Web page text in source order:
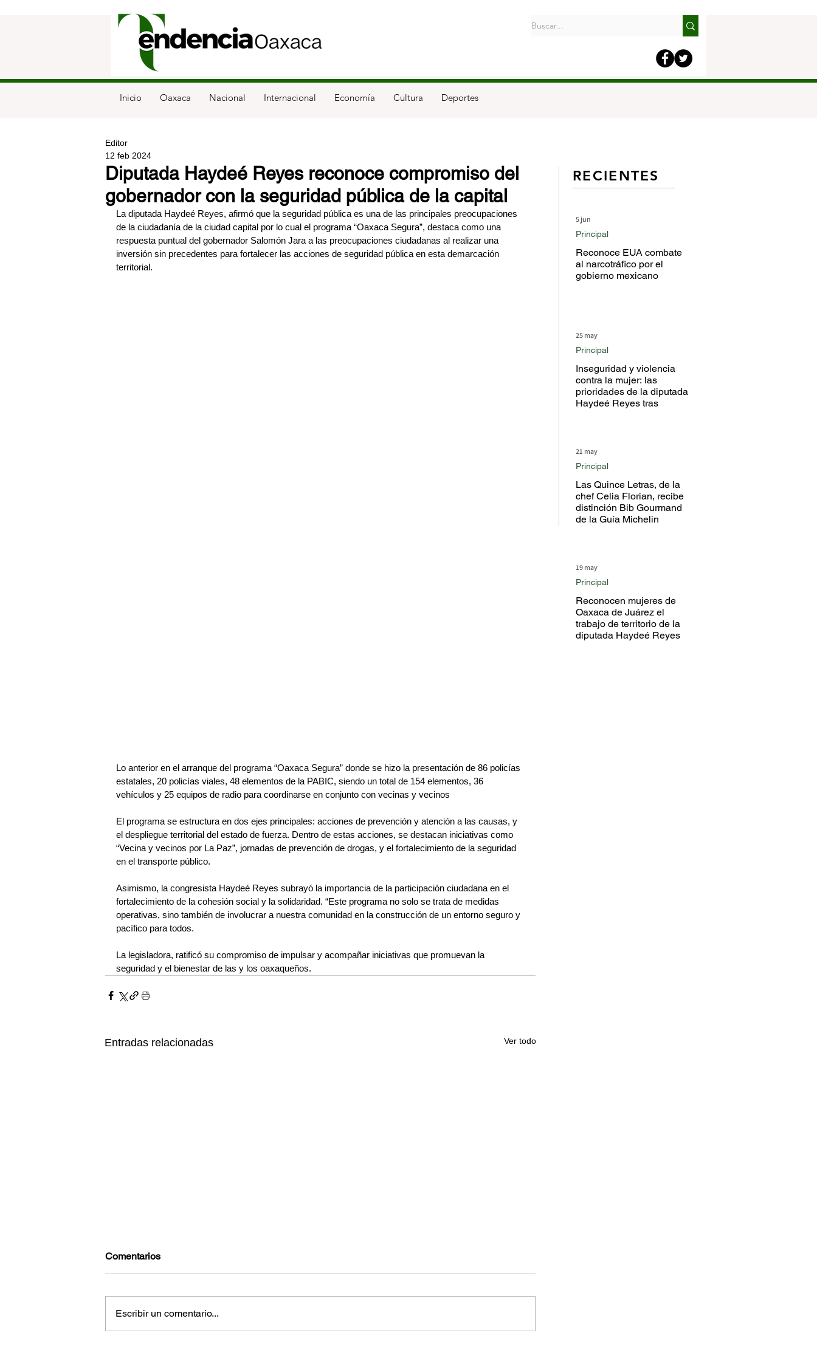
Inicio Oaxaca Nacional Internacional Economía Cultura Deportes
Diputada Haydeé Reyes reconoce compromiso del
gobernador con la seguridad pública de la capital
Editor
12 feb 2024
La diputada Haydeé Reyes, afirmó que la seguridad pública es una de las principales preocupaciones
de la ciudadanía de la ciudad capital por lo cual el programa “Oaxaca Segura”, destaca como una
respuesta puntual del gobernador Salomón Jara a las preocupaciones ciudadanas al realizar una
inversión sin precedentes para fortalecer las acciones de seguridad pública en esta demarcación
territorial.
Lo anterior en el arranque del programa “Oaxaca Segura” donde se hizo la presentación de 86 policías
estatales, 20 policías viales, 48 elementos de la PABIC, siendo un total de 154 elementos, 36
vehículos y 25 equipos de radio para coordinarse en conjunto con vecinas y vecinos
El programa se estructura en dos ejes principales: acciones de prevención y atención a las causas, y
el despliegue territorial del estado de fuerza. Dentro de estas acciones, se destacan iniciativas como
“Vecina y vecinos por La Paz”, jornadas de prevención de drogas, y el fortalecimiento de la seguridad
en el transporte público.
Asimismo, la congresista Haydeé Reyes subrayó la importancia de la participación ciudadana en el
fortalecimiento de la cohesión social y la solidaridad. “Este programa no solo se trata de medidas
operativas, sino también de involucrar a nuestra comunidad en la construcción de un entorno seguro y
pacífico para todos.
La legisladora, ratificó su compromiso de impulsar y acompañar iniciativas que promuevan la
seguridad y el bienestar de las y los oaxaqueños.
Entradas relacionadas Ver todo
Comentarios
Escribir un comentario...
Reconoce EUA combate
al narcotráfico por el
gobierno mexicano
Principal
5 jun
Inseguridad y violencia
contra la mujer: las
prioridades de la diputada
Haydeé Reyes tras
Principal
25 may
Las Quince Letras, de la
chef Celia Florian, recibe
distinción Bib Gourmand
de la Guía Michelin
Principal
21 may
Reconocen mujeres de
Oaxaca de Juárez el
trabajo de territorio de la
diputada Haydeé Reyes
Principal
19 may
RECIENTES